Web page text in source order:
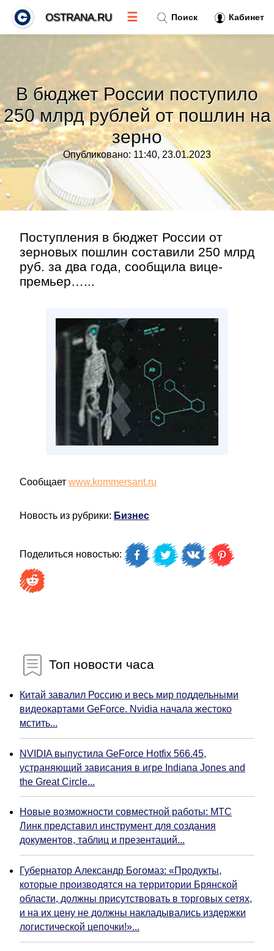
В бюджет России поступило
250 млрд рублей от пошлин на
зерно
Опубликовано: 11:40, 23.01.2023
Поступления в бюджет России от
зерновых пошлин составили 250 млрд
руб. за два года, сообщила вице-
премьер…...
Сообщает www.kommersant.ru
Новость из рубрики: Бизнес
Поделиться новостью:
Топ новости часа
Китай завалил Россию и весь мир поддельными
видеокартами GeForce. Nvidia начала жестоко
мстить...
NVIDIA выпустила GeForce Hotfix 566.45,
устраняющий зависания в игре Indiana Jones and
the Great Circle...
Новые возможности совместной работы: МТС
Линк представил инструмент для создания
документов, таблиц и презентаций...
Губернатор Александр Богомаз: «Продукты,
которые производятся на территории Брянской
области, должны присутствовать в торговых сетях,
и на их цену не должны накладывались издержки
логистической цепочки!»...
Поиск Кабинет
OSTRANA.RU ☰
Тренды новостей »
Рубрики»
Правила
Контакт»